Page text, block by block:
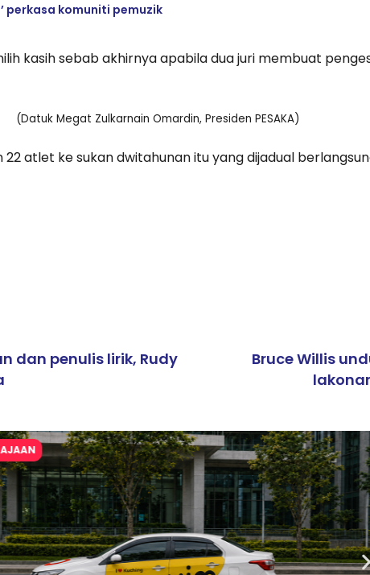
perkasa komuniti pemuzik
kasih sebab akhirnya apabila dua juri membuat
(Datuk Megat Zulkarnain Omardin, Presiden PESAKA)
atlet ke sukan dwitahunan itu yang dijadual
dan penulis lirik, Rudy
Bruce Willis